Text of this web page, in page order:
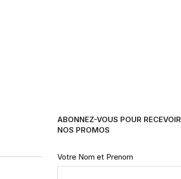
ABONNEZ-VOUS POUR RECEVOIR
NOS PROMOS
Votre Nom et Prenom